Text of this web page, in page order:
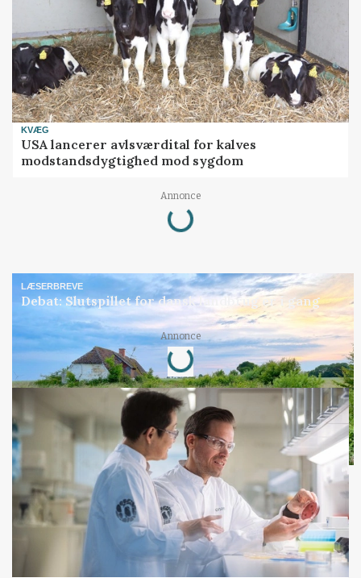
KVÆG
USA lancerer avlsværdital for kalves
modstandsdygtighed mod sygdom
Annonce
Loading...
LÆSERBREVE
Debat: Slutspillet for dansk landbrug er i gang
Annonce
Loading...